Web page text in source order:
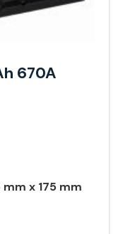
670A
mm x 175 mm